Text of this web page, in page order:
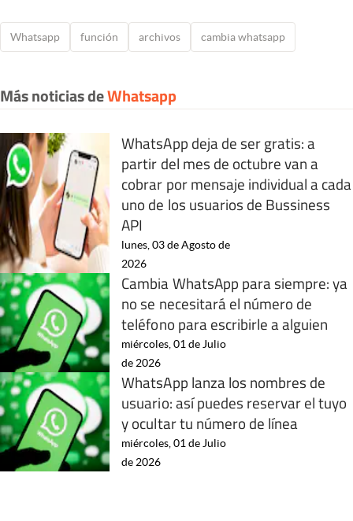
Whatsapp función archivos cambia whatsapp
Más noticias deWhatsapp
WhatsApp deja de ser gratis: a
partir del mes de octubre van a
cobrar por mensaje individual a cada
uno de los usuarios de Bussiness
API
lunes, 03 de Agosto de
2026
Cambia WhatsApp para siempre: ya
no se necesitará el número de
teléfono para escribirle a alguien
miércoles, 01 de Julio
de 2026
WhatsApp lanza los nombres de
usuario: así puedes reservar el tuyo
y ocultar tu número de línea
miércoles, 01 de Julio
de 2026